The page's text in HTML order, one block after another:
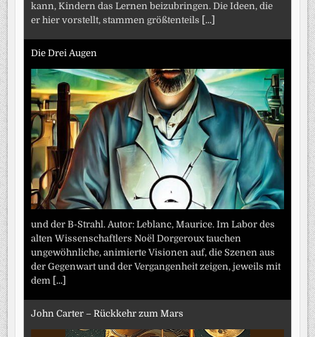
kann, Kindern das Lernen beizubringen. Die Ideen, die
er hier vorstellt, stammen größtenteils [...]
Die Drei Augen
und der B-Strahl. Autor: Leblanc, Maurice. Im Labor des
alten Wissenschaftlers Noël Dorgeroux tauchen
ungewöhnliche, animierte Visionen auf, die Szenen aus
der Gegenwart und der Vergangenheit zeigen, jeweils mit
dem [...]
John Carter – Rückkehr zum Mars